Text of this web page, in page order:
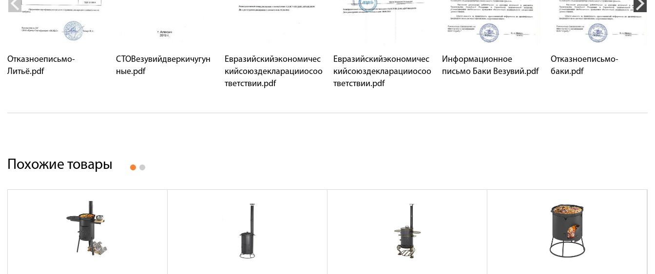
Отказноеписьмо-
Литьё.pdf
СТОВезувийдверкичугун
ные.pdf
Евразийскийэкономичес
кийсоюздекларацииосоо
тветствии.pdf
Евразийскийэкономичес
кийсоюздекларацииосоо
тветствии.pdf
Информационное
письмо Баки Везувий.pdf
Отказноеписьмо-
баки.pdf
Похожие товары